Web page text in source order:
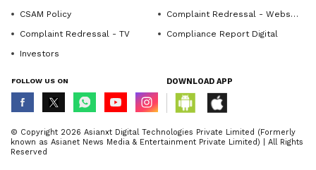
CSAM Policy
Complaint Redressal - Website
Complaint Redressal - TV
Compliance Report Digital
Investors
FOLLOW US ON DOWNLOAD APP
© Copyright 2026 Asianxt Digital Technologies Private Limited (Formerly
known as Asianet News Media & Entertainment Private Limited) | All Rights
Reserved